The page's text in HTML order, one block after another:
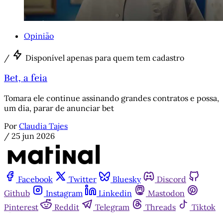
Opinião
/ Disponível apenas para quem tem cadastro
Bet, a feia
Tomara ele continue assinando grandes contratos e possa,
um dia, parar de anunciar bet
Por Claudia Tajes
/ 25 jun 2026
Facebook Twitter Bluesky
Discord
Github
Instagram Linkedin
Mastodon
Pinterest
Reddit Telegram Threads
Tiktok